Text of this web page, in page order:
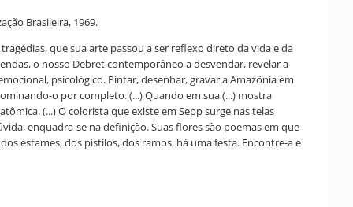
Brasileira, 1969.
que sua arte passou a ser reflexo direto da vida e da
o nosso Debret contemporâneo a desvendar, revelar a
psicológico. Pintar, desenhar, gravar a Amazônia em
o por completo. (...) Quando em sua (...) mostra
(...) O colorista que existe em Sepp surge nas telas
enquadra-se na definição. Suas flores são poemas em que
estames, dos pistilos, dos ramos, há uma festa. Encontre-a e